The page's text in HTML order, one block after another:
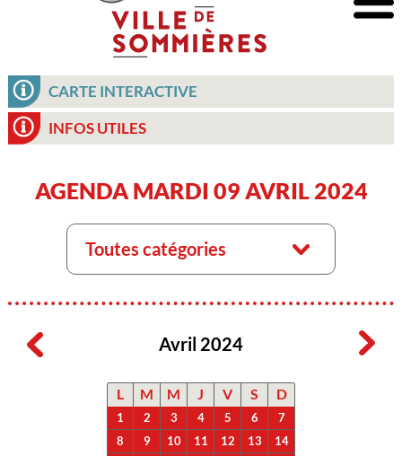
CARTE INTERACTIVE
INFOS UTILES
AGENDA MARDI 09 AVRIL 2024
Toutes catégories
Avril 2024
L M M J V S D
1 2 3 4 5 6
7
8
9 10 11 12 13
14